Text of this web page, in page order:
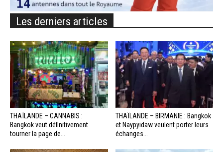
Les derniers articles
THAÏLANDE – CANNABIS :
Bangkok veut définitivement
tourner la page de...
THAÏLANDE – BIRMANIE : Bangkok
et Naypyidaw veulent porter leurs
échanges...